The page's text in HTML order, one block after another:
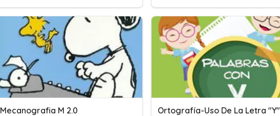
Mecanografia M 2.0 Ortografía-Uso De La Letra "y"